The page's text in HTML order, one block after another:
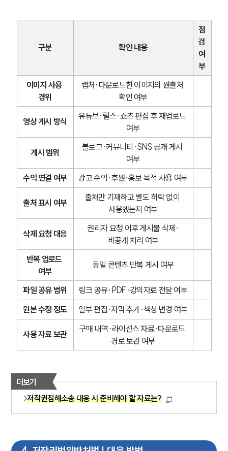
그룹소개
그룹소개
대륜의 강점
오시는 길
글로벌 파트너 로펌
고객의 소리
통합검색
AI대륜
업무사례
주요 업무사례
사례분석/최신동향
법률정보
법률지식인
고객후기
업무분야
지식재산권그룹 업무
전체
구분 확인 내용
점
검
여
부
이미지 사용
경위
캡처·다운로드한 이미지의 원출처
확인 여부
영상 게시 방식
유튜브·릴스·쇼츠 편집 후 재업로드
여부
게시 범위
블로그·커뮤니티·SNS 공개 게시
여부
수익 연결 여부
광고 수익·후원·홍보 목적 사용 여부
출처 표시 여부
출처만 기재하고 별도 허락 없이
사용했는지 여부
삭제 요청 대응
권리자 요청 이후 게시물 삭제·
비공개 처리 여부
반복 업로드
여부
동일 콘텐츠 반복 게시 여부
파일 공유 범위
링크 공유·PDF·강의자료 전달 여부
원본 수정 정도
일부 편집·자막 추가·색상 변경 여부
사용 자료 보관
구매 내역·라이선스 자료·다운로드
경로 보관 여부
더보기
저작권침해소송 대응 시 준비해야 할 자료는?